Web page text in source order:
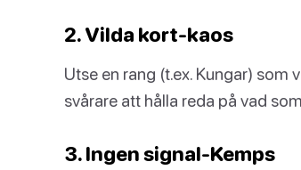
2. Vilda kort-kaos
Utse en rang (t.ex. Kungar) som
svårare att hålla reda på vad
3. Ingen signal-Kemps